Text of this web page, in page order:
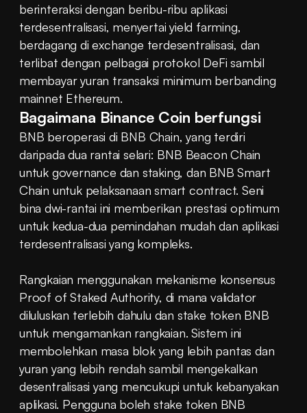
berinteraksi dengan beribu-ribu aplikasi
terdesentralisasi, menyertai yield farming,
berdagang di exchange terdesentralisasi, dan
terlibat dengan pelbagai protokol DeFi sambil
membayar yuran transaksi minimum berbanding
mainnet Ethereum.
Bagaimana Binance Coin berfungsi
BNB beroperasi di BNB Chain, yang terdiri
daripada dua rantai selari: BNB Beacon Chain
untuk governance dan staking, dan BNB Smart
Chain untuk pelaksanaan smart contract. Seni
bina dwi-rantai ini memberikan prestasi optimum
untuk kedua-dua pemindahan mudah dan aplikasi
terdesentralisasi yang kompleks.
Rangkaian menggunakan mekanisme konsensus
Proof of Staked Authority, di mana validator
diluluskan terlebih dahulu dan stake token BNB
untuk mengamankan rangkaian. Sistem ini
membolehkan masa blok yang lebih pantas dan
yuran yang lebih rendah sambil mengekalkan
desentralisasi yang mencukupi untuk kebanyakan
aplikasi. Pengguna boleh stake token BNB